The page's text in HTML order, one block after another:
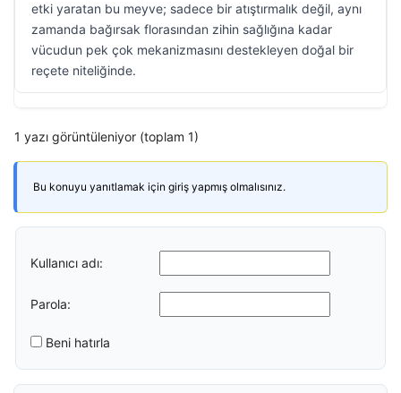
etki yaratan bu meyve; sadece bir atıştırmalık değil, aynı
zamanda bağırsak florasından zihin sağlığına kadar
vücudun pek çok mekanizmasını destekleyen doğal bir
reçete niteliğinde.
1 yazı görüntüleniyor (toplam 1)
Bu konuyu yanıtlamak için giriş yapmış olmalısınız.
Kullanıcı adı:
Parola:
Beni hatırla